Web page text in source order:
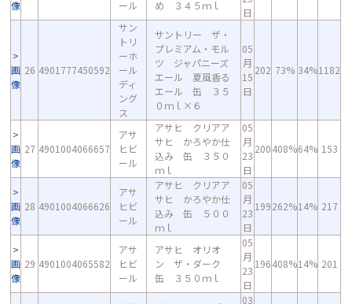
像
ール
め ３４５ｍｌ
日
画
像
26 4901777450592
サン
トリ
ーホ
ール
ディ
ング
ス
サントリー ザ・
プレミアム・モル
ツ ジャパニーズ
エール 夏風香る
エール 缶 ３５
０ｍｌ×６
05
月
15
日
202 73% 34%1182
画
像
27 4901004066657
アサ
ヒビ
ール
アサヒ クリアア
サヒ かろやか仕
込み 缶 ３５０
ｍｌ
05
月
23
日
200408%64% 153
画
像
28 4901004066626
アサ
ヒビ
ール
アサヒ クリアア
サヒ かろやか仕
込み 缶 ５００
ｍｌ
05
月
23
日
199262%14% 217
画
像
29 4901004065582
アサ
ヒビ
ール
アサヒ オリオ
ン ザ・ダーク
缶 ３５０ｍｌ
05
月
23
日
196408%14% 201
03